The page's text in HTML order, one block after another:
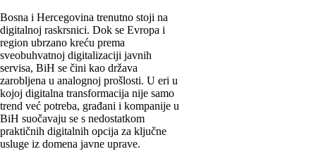
Bosna i Hercegovina trenutno stoji na
digitalnoj raskrsnici. Dok se Evropa i
region ubrzano kreću prema
sveobuhvatnoj digitalizaciji javnih
servisa, BiH se čini kao država
zarobljena u analognoj prošlosti. U eri u
kojoj digitalna transformacija nije samo
trend već potreba, građani i kompanije u
BiH suočavaju se s nedostatkom
praktičnih digitalnih opcija za ključne
usluge iz domena javne uprave.